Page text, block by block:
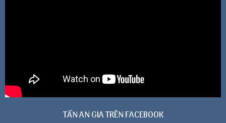
TẤN AN GIA TRÊN FACEBOOK